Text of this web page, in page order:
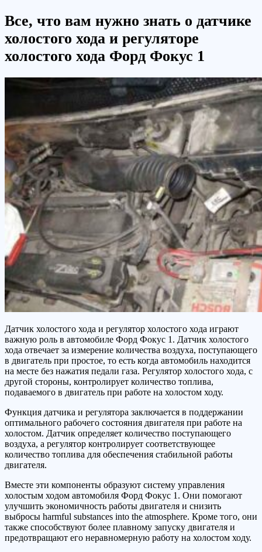
Все, что вам нужно знать о датчике
холостого хода и регуляторе
холостого хода Форд Фокус 1
Датчик холостого хода и регулятор холостого хода играют
важную роль в автомобиле Форд Фокус 1. Датчик холостого
хода отвечает за измерение количества воздуха, поступающего
в двигатель при простое, то есть когда автомобиль находится
на месте без нажатия педали газа. Регулятор холостого хода, с
другой стороны, контролирует количество топлива,
подаваемого в двигатель при работе на холостом ходу.
Функция датчика и регулятора заключается в поддержании
оптимального рабочего состояния двигателя при работе на
холостом. Датчик определяет количество поступающего
воздуха, а регулятор контролирует соответствующее
количество топлива для обеспечения стабильной работы
двигателя.
Вместе эти компоненты образуют систему управления
холостым ходом автомобиля Форд Фокус 1. Они помогают
улучшить экономичность работы двигателя и снизить
выбросы harmful substances into the atmosphere. Кроме того, они
также способствуют более плавному запуску двигателя и
предотвращают его неравномерную работу на холостом ходу.